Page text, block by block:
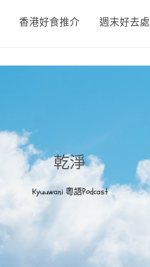
香港好食推介 週末好去處
乾淨
Kyuuwani 粵語Podcast